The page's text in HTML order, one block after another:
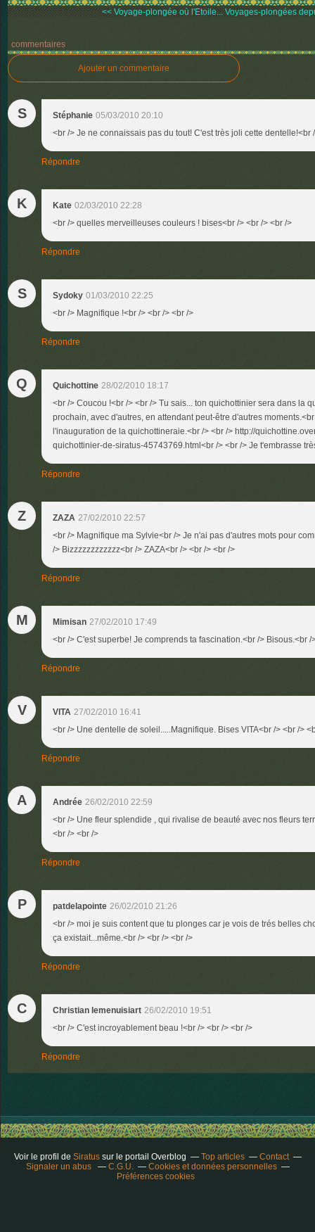
<< Voyage-plongée où l'Etoile... Voyages-plongées
commentaires
Ajouter un commentaire
S Stéphanie 05/03/2010 20:10
<br /> Je ne connaissais pas du tout! C'est très joli cette dentelle!<br
Répondre
K Kate 02/03/2010 22:28
<br /> quelles merveilleuses couleurs ! bises<br /> <br /> <br />
Répondre
S Sydoky 01/03/2010 22:25
<br /> Magnifique !<br /> <br /> <br />
Répondre
Q Quichottine 28/02/2010 18:17
<br /> Coucou !<br /> <br /> Tu sais... ton quichottinier sera dans la
prochain, avec d'autres, en attendant peut-être d'autres
l'inauguration de la quichottineraie.<br /> <br /> http://
quichottinier-de-siratus-45743769.html<br /> <br /> Je t'embrasse
Répondre
Z ZAZA 27/02/2010 22:57
<br /> Magnifique ma Sylvie<br /> Je n'ai pas d'autres mots pour
/> Bizzzzzzzzzzzz<br /> ZAZA<br /> <br /> <br />
Répondre
M Mimisan 27/02/2010 17:49
<br /> C'est superbe! Je comprends ta fascination.<br /> Bisous.<br /
Répondre
V VITA 27/02/2010 16:41
<br /> Une dentelle de soleil.....Magnifique. Bises VITA<br /> <br />
Répondre
A Andrée 26/02/2010 22:59
<br /> Une fleur splendide , qui rivalise de beauté avec nos fleurs
<br /> <br />
Répondre
P patdelapointe 26/02/2010 21:26
<br /> moi je suis content que tu plonges car je vois de trés belles
ça existait...même.<br /> <br /> <br />
Répondre
C Christian lemenuisiart 26/02/2010 19:51
<br /> C'est incroyablement beau !<br /> <br /> <br />
Répondre
Voir le profil de Siratussur le portail Overblog Top articles
Contact
Signaler un abus
C.G.U.
Cookies et données personnelles
Préférences cookies